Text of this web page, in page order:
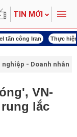
TIN MỚI
tấn công Iran Thực
nghiệp - Doanh nhân
VN-
lắc